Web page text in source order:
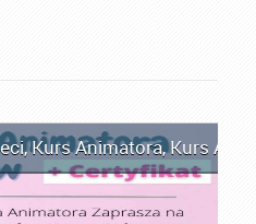
,Kurs Animatora,Kurs